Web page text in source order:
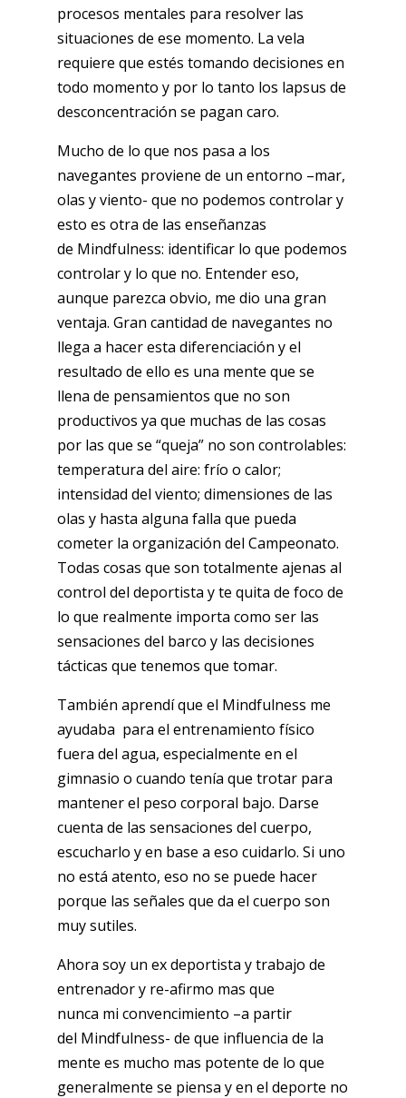
procesos mentales para resolver las
situaciones de ese momento. La vela
requiere que estés tomando decisiones en
todo momento y por lo tanto los lapsus de
desconcentración se pagan caro.
Mucho de lo que nos pasa a los
navegantes proviene de un entorno –mar,
olas y viento- que no podemos controlar y
esto es otra de las enseñanzas
de Mindfulness: identificar lo que podemos
controlar y lo que no. Entender eso,
aunque parezca obvio, me dio una gran
ventaja. Gran cantidad de navegantes no
llega a hacer esta diferenciación y el
resultado de ello es una mente que se
llena de pensamientos que no son
productivos ya que muchas de las cosas
por las que se “queja” no son controlables:
temperatura del aire: frío o calor;
intensidad del viento; dimensiones de las
olas y hasta alguna falla que pueda
cometer la organización del Campeonato.
Todas cosas que son totalmente ajenas al
control del deportista y te quita de foco de
lo que realmente importa como ser las
sensaciones del barco y las decisiones
tácticas que tenemos que tomar.
También aprendí que el Mindfulness me
ayudaba para el entrenamiento físico
fuera del agua, especialmente en el
gimnasio o cuando tenía que trotar para
mantener el peso corporal bajo. Darse
cuenta de las sensaciones del cuerpo,
escucharlo y en base a eso cuidarlo. Si uno
no está atento, eso no se puede hacer
porque las señales que da el cuerpo son
muy sutiles.
Ahora soy un ex deportista y trabajo de
entrenador y re-afirmo mas que
nunca mi convencimiento –a partir
del Mindfulness- de que influencia de la
mente es mucho mas potente de lo que
generalmente se piensa y en el deporte no